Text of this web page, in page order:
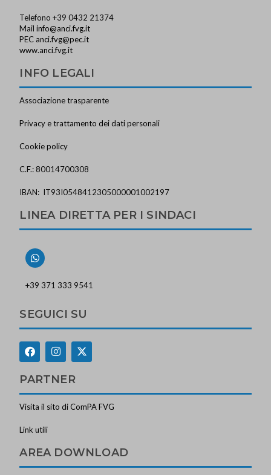
Telefono +39 0432 21374
Mailinfo@anci.fvg.it
PEC anci.fvg@pec.it
www.anci.fvg.it
INFO LEGALI
Associazione trasparente
Privacy e trattamento dei dati personali
Cookie policy
C.F.: 80014700308
IBAN: IT93I0548412305000001002197
LINEA DIRETTA PER I SINDACI
+39 371 333 9541
SEGUICI SU
PARTNER
Visita il sito di ComPA FVG
Link utili
AREA DOWNLOAD